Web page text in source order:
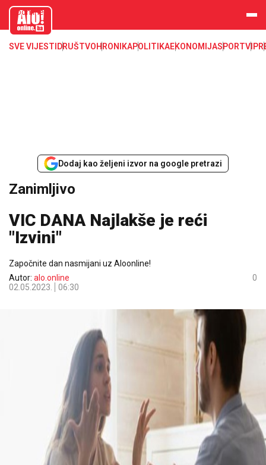
aloonline.b
SVE VIJESTI DRUŠTVOHRONIKAPOLITIKAEKONOMIJASPORTVIP
Dodaj kao željeni izvor na google pretrazi
Zanimljivo
VIC DANA Najlakše je reći
"Izvini"
Započnite dan nasmijani uz Aloonline!
Autor: alo.online
02.05.2023.
06:30
0